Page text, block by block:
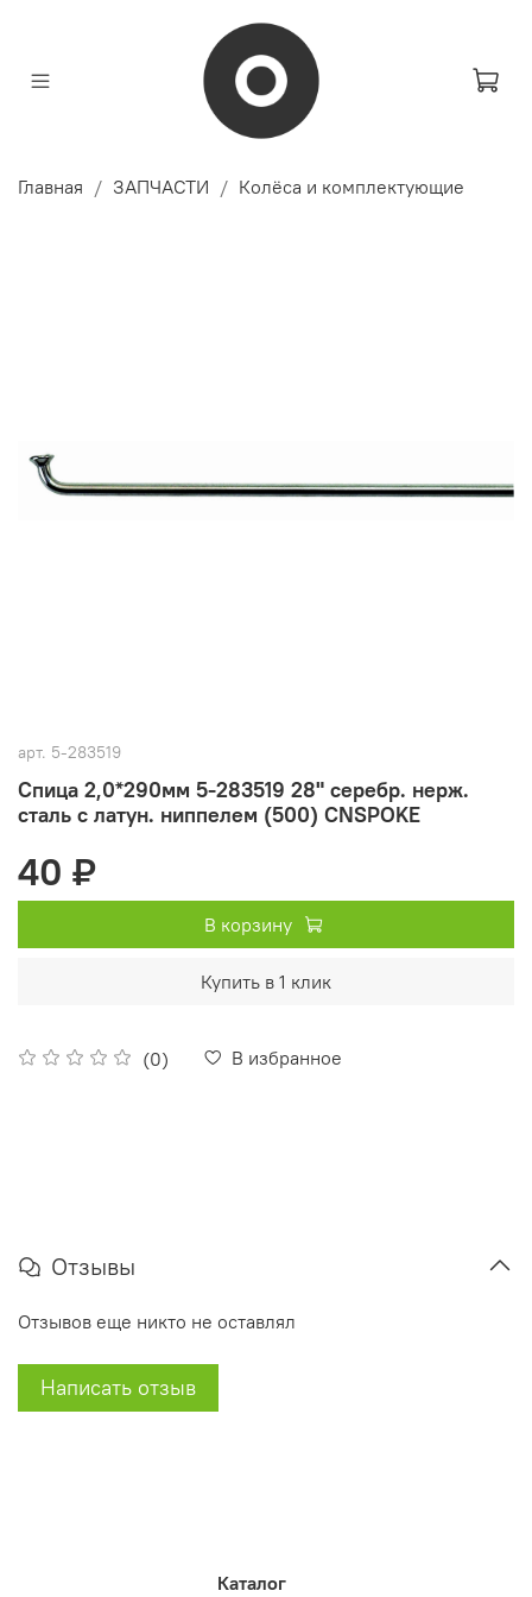
Главная ЗАПЧАСТИ Колёса и комплектующие
арт. 5-283519
Спица 2,0*290мм 5-283519 28" серебр. нерж.
сталь с латун. ниппелем (500) CNSPOKE
(0) В избранное
40 ₽
В корзину
Купить в 1 клик
Отзывы
Отзывов еще никто не оставлял
Написать отзыв
Каталог